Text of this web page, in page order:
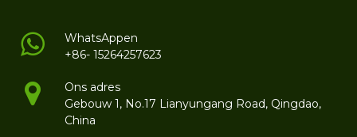
om een ​​optimale
selectie te
begeleiden
WhatsAppen
+86- 15264257623
Ons adres
Gebouw 1, No.17 Lianyungang Road, Qingdao,
China